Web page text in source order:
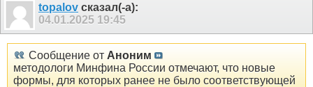
topalov сказал(-а):
04.01.2025 19:45
Сообщение от Аноним
методологи Минфина России отмечают, что новые
формы, для которых ранее не было соответствующей